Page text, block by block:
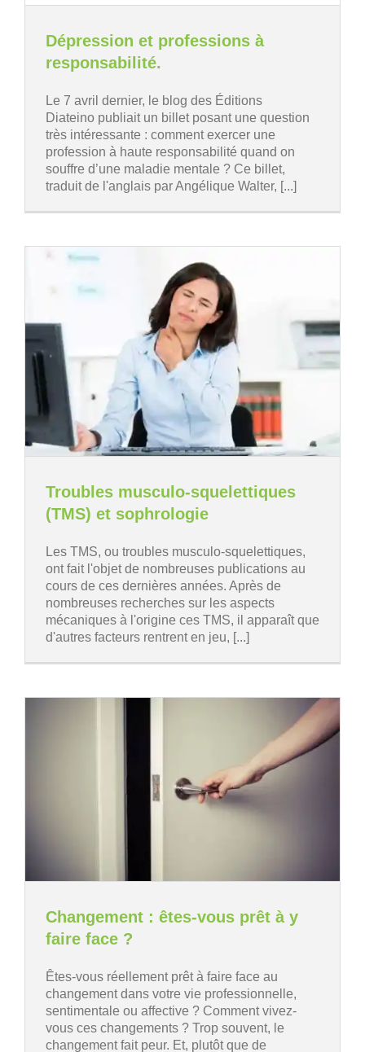
Dépression et professions à
responsabilité.
Le 7 avril dernier, le blog des Éditions
Diateino publiait un billet posant une question
très intéressante : comment exercer une
profession à haute responsabilité quand on
souffre d’une maladie mentale ? Ce billet,
traduit de l'anglais par Angélique Walter, [...]
Troubles musculo-squelettiques
(TMS) et sophrologie
Les TMS, ou troubles musculo-squelettiques,
ont fait l'objet de nombreuses publications au
cours de ces dernières années. Après de
nombreuses recherches sur les aspects
mécaniques à l'origine ces TMS, il apparaît que
d'autres facteurs rentrent en jeu, [...]
Changement : êtes-vous prêt à y
faire face ?
Êtes-vous réellement prêt à faire face au
changement dans votre vie professionnelle,
sentimentale ou affective ? Comment vivez-
vous ces changements ? Trop souvent, le
changement fait peur. Et, plutôt que de